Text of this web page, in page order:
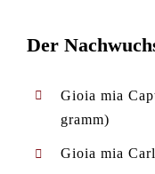
Der
Gioia mia
gramm)
Gioia mia